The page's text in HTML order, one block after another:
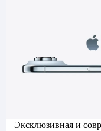
Эксклюзивная и